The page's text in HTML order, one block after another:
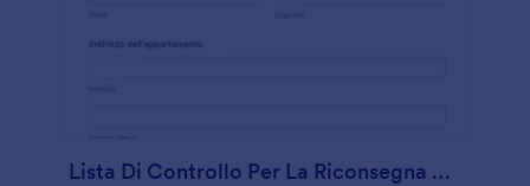
Lista Di Controllo Per La Riconsegna Dell'appartamento